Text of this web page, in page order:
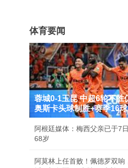
体育要闻
蓉城0-1玉昆 中超6轮不胜
奥斯卡头球制胜+赛季16球
阿根廷媒体：梅西父亲已于7
68岁
阿莫林上任首败！佩德罗双响